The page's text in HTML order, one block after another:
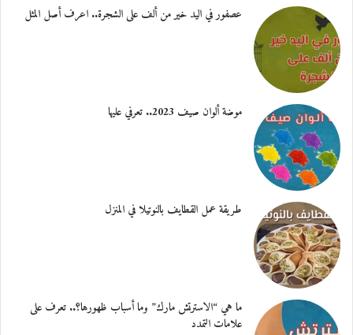
عصفور في اليد خير من ألف على الشجرة.. اعرف أصل المثل
موضة ألوان صيف 2023.. تعرفي عليها
طريقة عمل القطايف بالنوتيلا في المنزل
ما هي “الاسترتش مارك” وما أسباب ظهورها؟.. تعرف على
علامات التمدد